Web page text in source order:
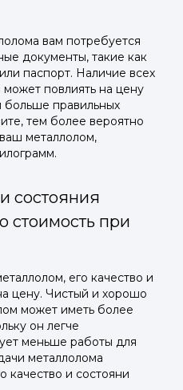
входа на ваш
бот — магазины
Фото, описание и
форму на сайте
бот — магазины
Фото, описание и
форму на сайте
вам потребуется
документы, такие как
паспорт. Наличие всех
повлиять на цену
больше правильных
тем более вероятно
металлолом,
состояния
стоимость при
его качество и
цену. Чистый и хорошо
может иметь более
он легче
меньше работы для
металлолома
качество и состояни